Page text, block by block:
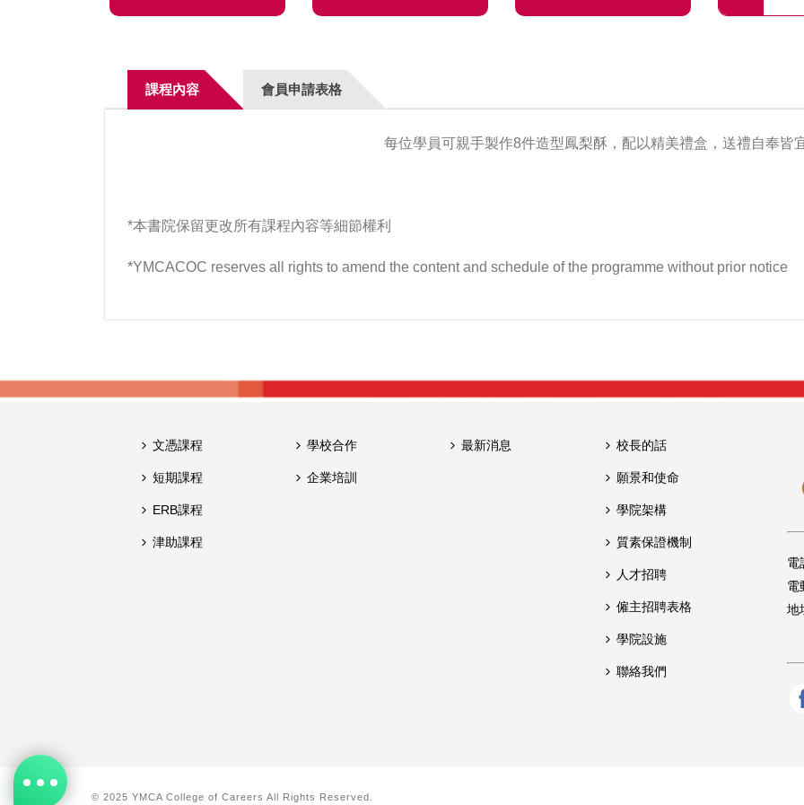
課程內容 會員申請表格
每位學員可親手製作8件造型鳳梨酥， 配以精美禮盒， 送禮自奉皆
*本書院保留更改所有課程內容等細節權利
*YMCACOC reserves all rights to amend the content and schedule of the programme without prior notice
文憑課程
短期課程
ERB課程
津助課程
學校合作
企業培訓
最新消息 校長的話
願景和使命
學院架構
質素保證機制
人才招聘
僱主招聘表格
學院設施
聯絡我們
電
電
地
© 2025 YMCA College of Careers All Rights Reserved.